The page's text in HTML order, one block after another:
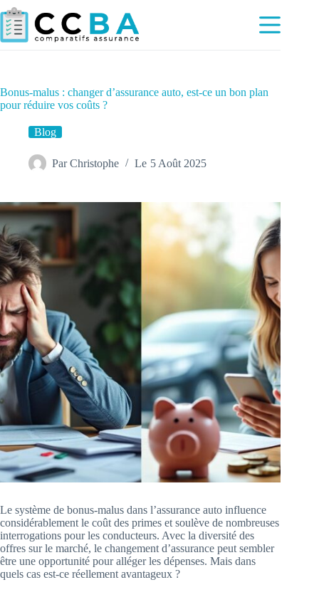
Passer
au
contenu
Bonus-malus : changer d’assurance auto, est-ce un bon plan
pour réduire vos coûts ?
Blog
Par Christophe Le 5 Août 2025
Le système de bonus-malus dans l’assurance auto influence
considérablement le coût des primes et soulève de nombreuses
interrogations pour les conducteurs. Avec la diversité des
offres sur le marché, le changement d’assurance peut sembler
être une opportunité pour alléger les dépenses. Mais dans
quels cas est-ce réellement avantageux ?